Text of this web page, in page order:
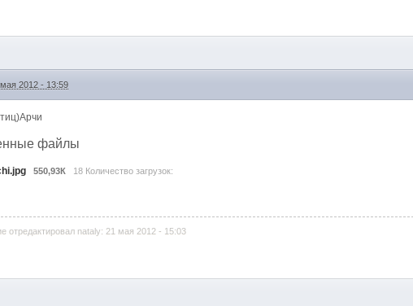
2012 - 13:59
файлы
550,93К 18 Количество загрузок:
отредактировал nataly: 21 мая 2012 - 15:03